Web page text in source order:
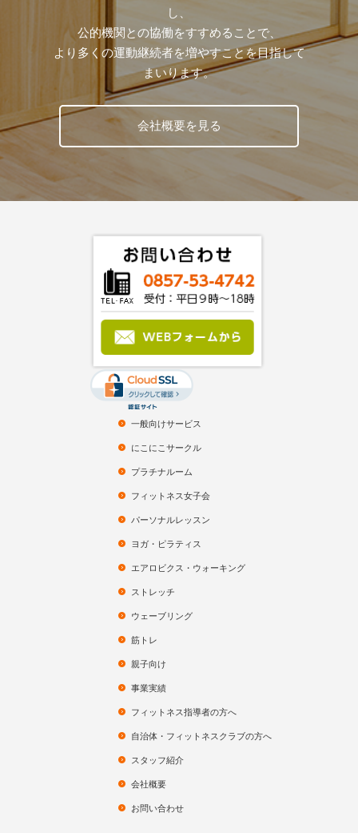
し、
公的機関との協働をすすめることで、
より多くの運動継続者を増やすことを目指して
まいります。
会社概要を見る
一般向けサービス
にこにこサークル
プラチナルーム
フィットネス女子会
パーソナルレッスン
ヨガ・ピラティス
エアロビクス・ウォーキング
ストレッチ
ウェーブリング
筋トレ
親子向け
事業実績
フィットネス指導者の方へ
自治体・フィットネスクラブの方へ
スタッフ紹介
会社概要
お問い合わせ